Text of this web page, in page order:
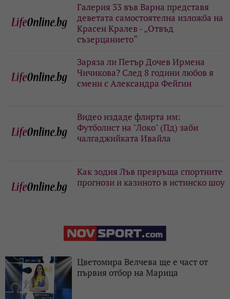
Галерия 33 във Варна представя
деветата самостоятелна изложба на
Красен Кралев - „Отвъд
съзерцанието“
Заряза ли Петър Дочев Ирмена
Чичикова? След 8 години любов я
смени с Александра Фейгин
Видео издаде флирта им:
Футболист на "Локо" (Пд) заби
чалгаджийката Ивайла
Как зодия Лъв превръща спортните
прогнози и казиното в истинско шоу
Цветомира Велчева ще е част от
първия отбор на Марица